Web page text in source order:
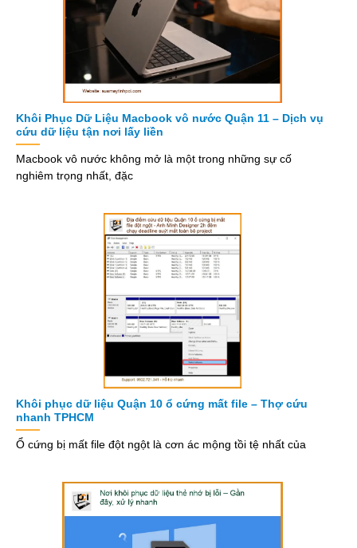
Khôi Phục Dữ Liệu Macbook vô nước Quận 11 – Dịch vụ
cứu dữ liệu tận nơi lấy liền
Macbook vô nước không mở là một trong những sự cố
nghiêm trọng nhất, đặc
Khôi phục dữ liệu Quận 10 ổ cứng mất file – Thợ cứu
nhanh TPHCM
Ổ cứng bị mất file đột ngột là cơn ác mộng tồi tệ nhất của